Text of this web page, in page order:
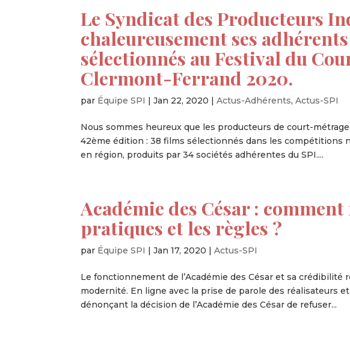
Le Syndicat des Producteurs
chaleureusement ses
sélectionnés au Festival du
Clermont-Ferrand 2020.
par Équipe SPI |Jan 22, 2020 |Actus-Adhérents,Actus-SPI
Nous sommes heureux que les producteurs de court-
42ème édition : 38 films sélectionnés dans les compétitions
en région, produits par 34 sociétés adhérentes du SPI....
Académie des César :
pratiques et les règles ?
par Équipe SPI |Jan 17, 2020 |Actus-SPI
Le fonctionnement de l’Académie des César et sa
modernité. En ligne avec la prise de parole des réalisateurs
dénonçant la décision de l’Académie des César de refuser...